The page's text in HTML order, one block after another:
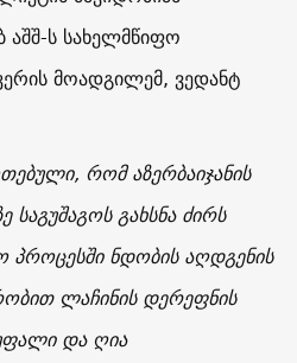
აშშ-ს სახელმწიფო
მოადგილემ, ვედანტ
რომ აზერბაიჯანის
გახსნა ძირს
პროცესში ნდობის აღდგენის
ლაჩინის დერეფნის
და ღია